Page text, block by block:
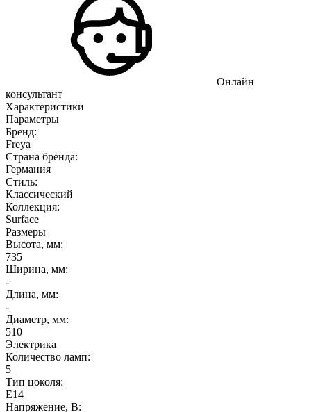
Онлайн
консультант
Характеристики
Параметры
Бренд:
Freya
Страна бренда:
Германия
Стиль:
Классический
Коллекция:
Surface
Размеры
Высота, мм:
735
Ширина, мм:
-
Длина, мм:
-
Диаметр, мм:
510
Электрика
Количество ламп:
5
Тип цоколя:
E14
Напряжение, В: